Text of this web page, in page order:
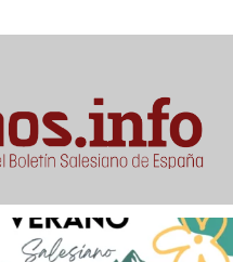
La diversión y la alegría también se han
sentido...